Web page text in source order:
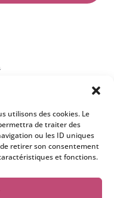
utilisons des cookies. Le
de traiter des
ou les ID uniques
retirer son consentement
et fonctions.